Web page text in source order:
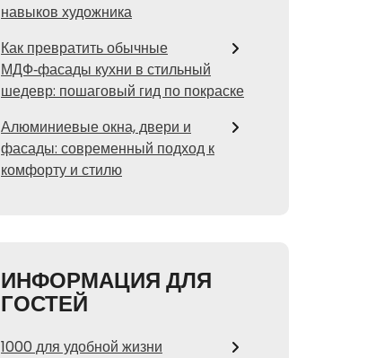
навыков художника
Как превратить обычные
МДФ‑фасады кухни в стильный
шедевр: пошаговый гид по покраске
Алюминиевые окна, двери и
фасады: современный подход к
комфорту и стилю
ИНФОРМАЦИЯ ДЛЯ
ГОСТЕЙ
1000 для удобной жизни